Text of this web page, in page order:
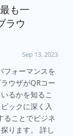
も一
ラウ
Sep 13, 2023
フォーマンスを
ウザがQRコー
るかを知るこ
ックに深く入
ることでビジネ
ります。 詳し